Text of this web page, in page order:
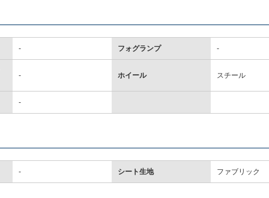
- フォグランプ -
- ホイール スチール
-
- シート生地 ファブリック